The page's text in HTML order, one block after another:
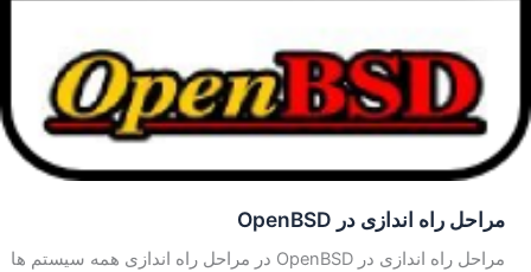
مراحل راه اندازی در OpenBSD
مراحل راه اندازی در OpenBSD در مراحل راه اندازی همه سیستم ها